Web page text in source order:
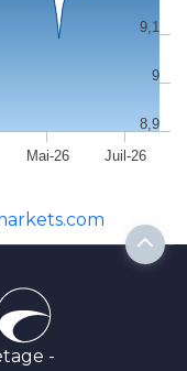
Mai-26 Juil-26
8,9
9
9,1
-